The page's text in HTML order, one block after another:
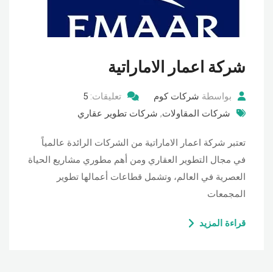
شركة اعمار الاماراتية
بواسطة شركات كوم تعليقات: 5
شركات المقاولات, شركات تطوير عقاري
تعتبر شركة اعمار الاماراتية من الشركات الرائدة عالمياً
في مجال التطوير العقاري ومن أهم مطوري مشاريع الحياة
العصرية في العالم، وتشمل قطاعات أعمالها تطوير
المجمعات
قراءة المزيد